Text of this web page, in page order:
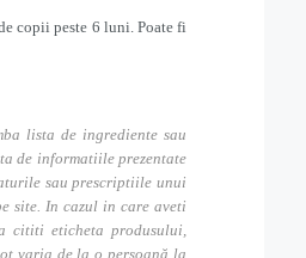
copii peste 6 luni. Poate fi
lista de ingrediente sau
de informatiile prezentate
sau prescriptiile unui
site. In cazul in care aveti
cititi eticheta produsului,
varia de la o persoană la